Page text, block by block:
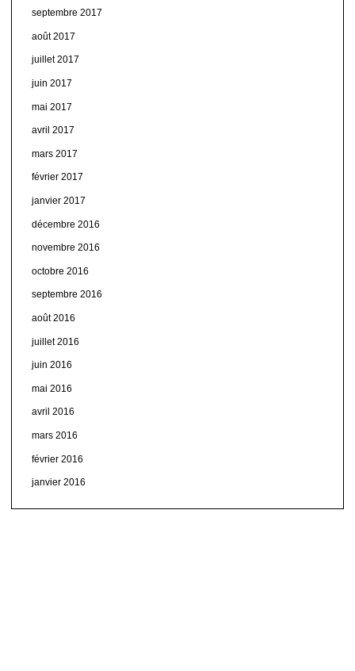
septembre 2017
août 2017
juillet 2017
juin 2017
mai 2017
avril 2017
mars 2017
février 2017
janvier 2017
décembre 2016
novembre 2016
octobre 2016
septembre 2016
août 2016
juillet 2016
juin 2016
mai 2016
avril 2016
mars 2016
février 2016
janvier 2016